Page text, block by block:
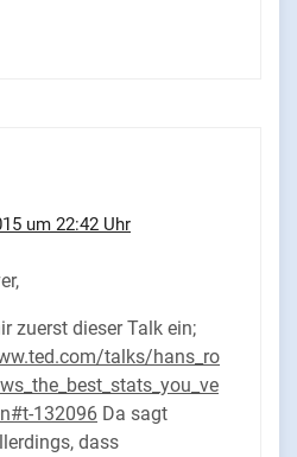
um 22:42 Uhr
zuerst dieser Talk ein;
talks/hans_ro
132096 Da sagt
dass